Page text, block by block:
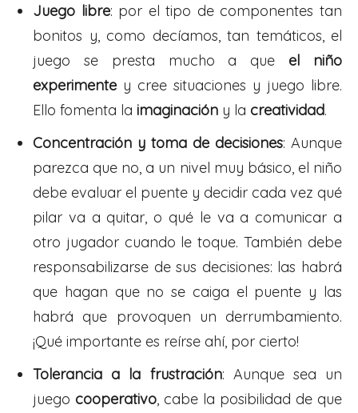
Juego libre: por el tipo de componentes tan
bonitos y, como decíamos, tan temáticos, el
juego se presta mucho a que el niño
experimente y cree situaciones y juego libre.
Ello fomenta la imaginación y la creatividad.
Concentración y toma de decisiones: Aunque
parezca que no, a un nivel muy básico, el niño
debe evaluar el puente y decidir cada vez qué
pilar va a quitar, o qué le va a comunicar a
otro jugador cuando le toque. También debe
responsabilizarse de sus decisiones: las habrá
que hagan que no se caiga el puente y las
habrá que provoquen un derrumbamiento.
¡Qué importante es reírse ahí, por cierto!
Tolerancia a la frustración: Aunque sea un
juego cooperativo, cabe la posibilidad de que